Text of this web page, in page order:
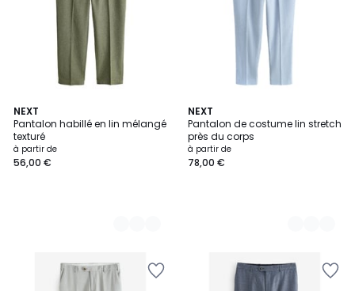
NEXT
Pantalon habillé en lin mélangé
texturé
à partir de
56,00 €
4
Couleurs
NEXT
Pantalon de costume lin stretch
près du corps
à partir de
78,00 €
2
Couleurs